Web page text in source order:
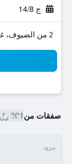
ج 14/8
2 من الضيوف، غرفة واحدة
صفقات من201 ﷼
مزود